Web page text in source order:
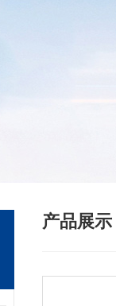
产品展示